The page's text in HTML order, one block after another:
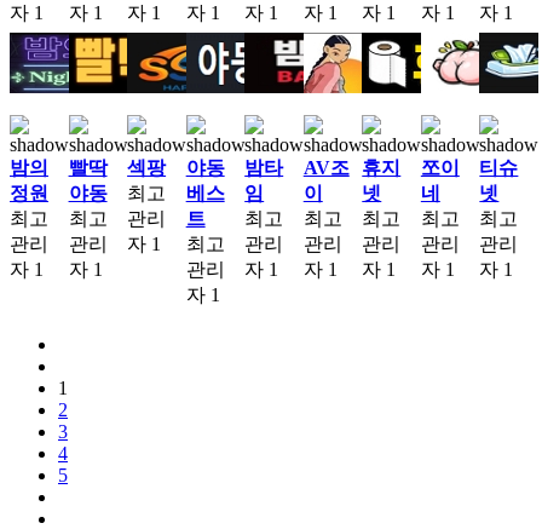
자 1
자 1
자 1
자 1
자 1
자 1
자 1
자 1
자 1
밤의
정원
최고
관리
자 1
빨딱
야동
최고
관리
자 1
섹팡
최고
관리
자 1
야동
베스
트
최고
관리
자 1
밤타
임
최고
관리
자 1
AV조
이
최고
관리
자 1
휴지
넷
최고
관리
자 1
쪼이
네
최고
관리
자 1
티슈
넷
최고
관리
자 1
1
2
3
4
5